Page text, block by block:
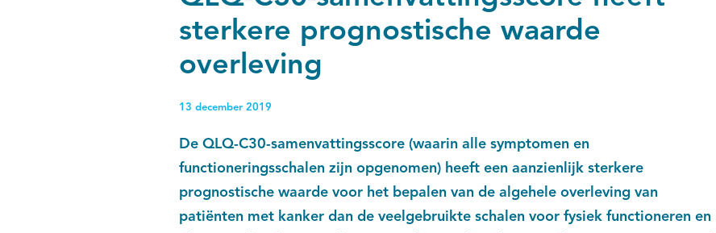
sterkere prognostische waarde
overleving
13 december 2019
De QLQ-C30-samenvattingsscore (waarin alle symptomen en
functioneringsschalen zijn opgenomen) heeft een aanzienlijk sterkere
prognostische waarde voor het bepalen van de algehele overleving van
patiënten met kanker dan de veelgebruikte schalen voor fysiek functioneren en